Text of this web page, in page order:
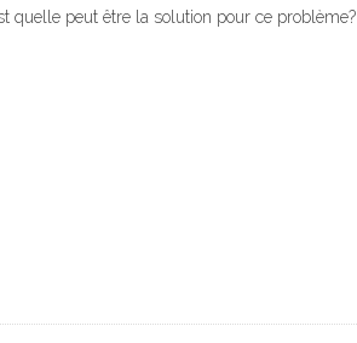
quelle peut être la solution pour ce problème?